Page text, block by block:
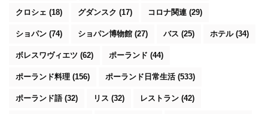
クロシェ (18) グダンスク (17) コロナ関連 (29)
ショパン (74) ショパン博物館 (27) バス (25) ホテル(34)
ボレスワヴィエツ (62) ポーランド (44)
ポーランド料理 (156) ポーランド日常生活(533)
ポーランド語(32) リス (32) レストラン (42)